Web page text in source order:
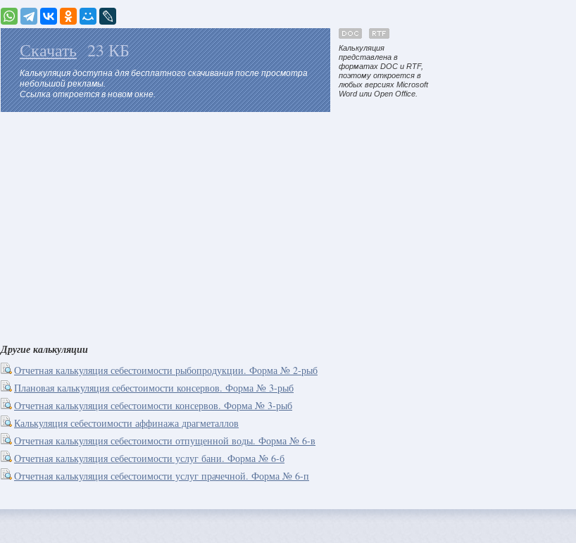
Скачать 23 КБ
Калькуляция доступна для бесплатного скачивания после просмотра
небольшой рекламы.
Ссылка откроется в новом окне.
Калькуляция
представлена в
форматах DOC и RTF,
поэтому откроется в
любых версиях Microsoft
Word или Open Office.
Другие калькуляции
Отчетная калькуляция себестоимости рыбопродукции. Форма № 2-рыб
Плановая калькуляция себестоимости консервов. Форма № 3-рыб
Отчетная калькуляция себестоимости консервов. Форма № 3-рыб
Калькуляция себестоимости аффинажа драгметаллов
Отчетная калькуляция себестоимости отпущенной воды. Форма № 6-в
Отчетная калькуляция себестоимости услуг бани. Форма № 6-б
Отчетная калькуляция себестоимости услуг прачечной. Форма № 6-п